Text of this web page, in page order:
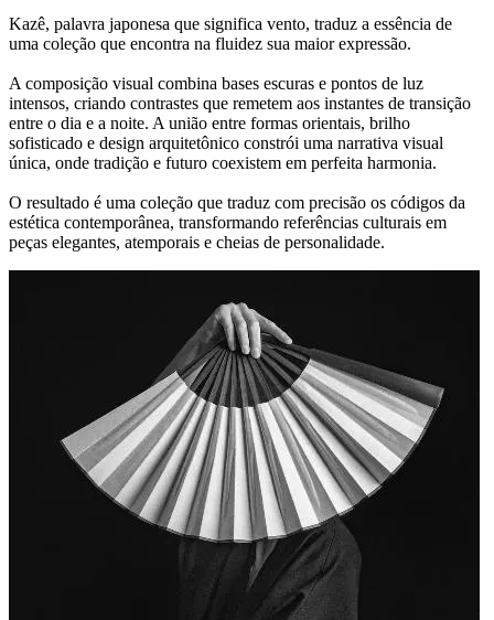
Kazê, palavra japonesa que significa vento, traduz a essência de
uma coleção que encontra na fluidez sua maior expressão.
A composição visual combina bases escuras e pontos de luz
intensos, criando contrastes que remetem aos instantes de transição
entre o dia e a noite. A união entre formas orientais, brilho
sofisticado e design arquitetônico constrói uma narrativa visual
única, onde tradição e futuro coexistem em perfeita harmonia.
O resultado é uma coleção que traduz com precisão os códigos da
estética contemporânea, transformando referências culturais em
peças elegantes, atemporais e cheias de personalidade.